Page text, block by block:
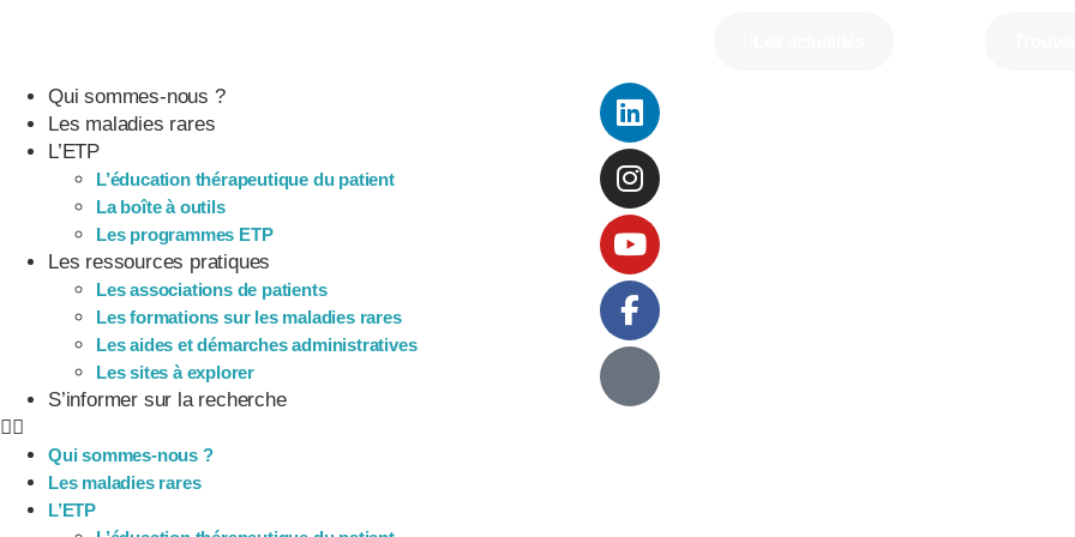
Qui sommes-nous ?
Les maladies rares
L’ETP
L’éducation thérapeutique du patient
La boîte à outils
Les programmes ETP
Les ressources pratiques
Les associations de patients
Les formations sur les maladies rares
Les aides et démarches administratives
Les sites à explorer
S’informer sur la recherche
Qui sommes-nous ?
Les maladies rares
L’ETP